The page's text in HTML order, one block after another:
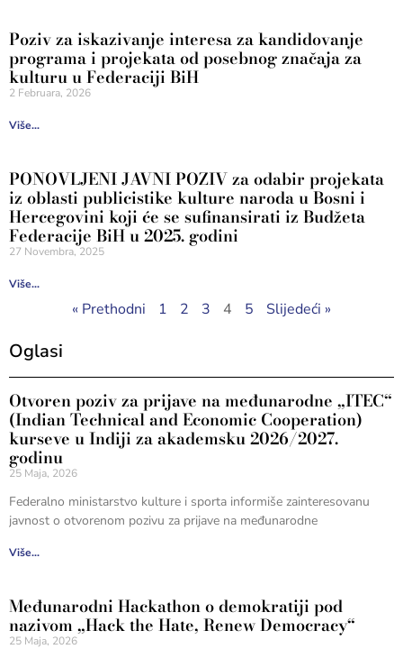
Poziv za iskazivanje interesa za kandidovanje
programa i projekata od posebnog značaja za
kulturu u Federaciji BiH
2 Februara, 2026
Više...
PONOVLJENI JAVNI POZIV za odabir projekata
iz oblasti publicistike kulture naroda u Bosni i
Hercegovini koji će se sufinansirati iz Budžeta
Federacije BiH u 2025. godini
27 Novembra, 2025
Više...
« Prethodni 1 2 3 4 5 Slijedeći »
Oglasi
Otvoren poziv za prijave na međunarodne „ITEC“
(Indian Technical and Economic Cooperation)
kurseve u Indiji za akademsku 2026/2027.
godinu
25 Maja, 2026
Federalno ministarstvo kulture i sporta informiše zainteresovanu
javnost o otvorenom pozivu za prijave na međunarodne
Više...
Međunarodni Hackathon o demokratiji pod
nazivom „Hack the Hate, Renew Democracy“
25 Maja, 2026